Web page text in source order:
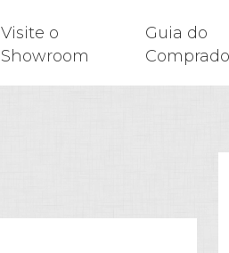
Visite o
Showroom
Guia do